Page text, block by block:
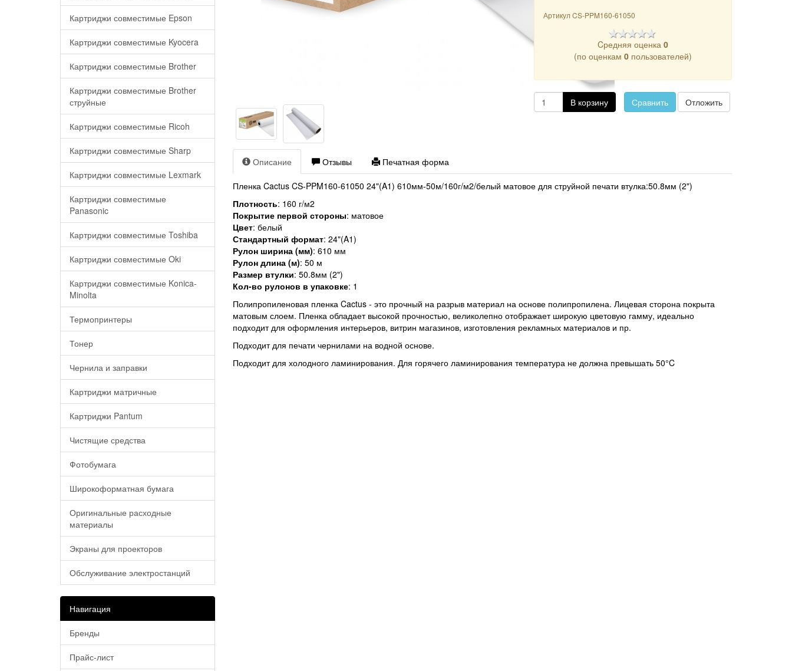
Картриджи совместимые Epson
Картриджи совместимые Kyocera
Картриджи совместимые Brother
Картриджи совместимые Brother
струйные
Картриджи совместимые Ricoh
Картриджи совместимые Sharp
Картриджи совместимые Lexmark
Картриджи совместимые
Panasonic
Картриджи совместимые Toshiba
Картриджи совместимые Oki
Картриджи совместимые Konica-
Minolta
Термопринтеры
Тонер
Чернила и заправки
Картриджи матричные
Картриджи Pantum
Чистящие средства
Фотобумага
Широкоформатная бумага
Оригинальные расходные
материалы
Экраны для проекторов
Обслуживание электростанций
Навигация
Бренды
Прайс-лист
АртикулCS-PPM160-61050
Cредняя оценка0
(по оценкам0 пользователей)
В корзину Сравнить Отложить
Описание Отзывы Печатная форма
Пленка Cactus CS-PPM160-61050 24"(A1) 610мм-50м/160г/м2/белый матовое для струйной печати втулка:50.8мм (2")
Плотность: 160 г/м2
Покрытие первой стороны: матовое
Цвет: белый
Стандартный формат: 24"(A1)
Рулон ширина (мм): 610 мм
Рулон длина (м): 50 м
Размер втулки: 50.8мм (2")
Кол-во рулонов в упаковке: 1
Полипропиленовая пленка Cactus - это прочный на разрыв материал на основе полипропилена. Лицевая сторона покрыта
матовым слоем. Пленка обладает высокой прочностью, великолепно отображает широкую цветовую гамму, идеально
подходит для оформления интерьеров, витрин магазинов, изготовления рекламных материалов и пр.
Подходит для печати чернилами на водной основе.
Подходит для холодного ламинирования. Для горячего ламинирования температура не должна превышать 50°C